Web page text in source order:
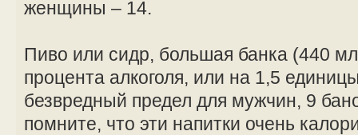
женщины – 14.
Пиво или сидр, большая банка (440
процента алкоголя, или на 1,5
безвредный предел для мужчин, 9
помните, что эти напитки очень